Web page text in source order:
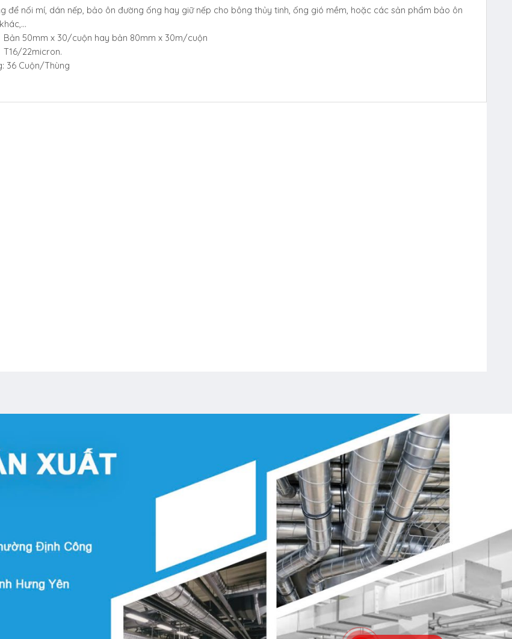
để nối mí, dán nếp, bảo ôn đường ống hay giữ nếp cho bông thủy tinh, ống gió mềm, hoặc các sản phẩm bảo ôn
Bản 50mm x 30/cuộn hay bản 80mm x 30m/cuộn
22micron.
36 Cuộn/Thùng